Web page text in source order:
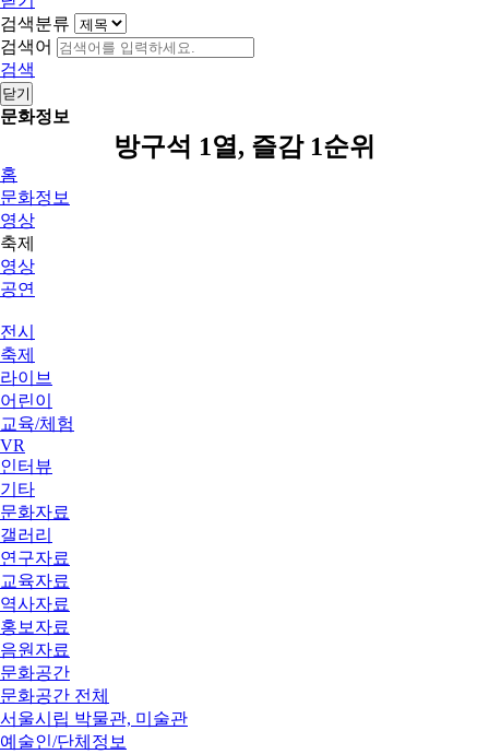
검색분류
검색어
검색
닫기
문화정보
방구석 1열, 즐감 1순위
홈
문화정보
영상
축제
영상
공연
전시
축제
라이브
어린이
교육/체험
VR
인터뷰
기타
문화자료
갤러리
연구자료
교육자료
역사자료
홍보자료
음원자료
문화공간
문화공간 전체
서울시립 박물관, 미술관
예술인/단체정보